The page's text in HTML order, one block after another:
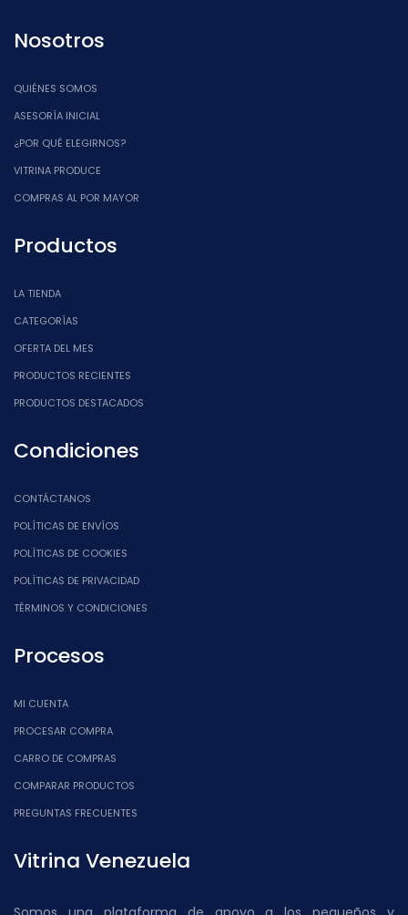
Nosotros
QUIÉNES SOMOS
ASESORÍA INICIAL
¿POR QUÉ ELEGIRNOS?
VITRINA PRODUCE
COMPRAS AL POR MAYOR
Productos
LA TIENDA
CATEGORÍAS
OFERTA DEL MES
PRODUCTOS RECIENTES
PRODUCTOS DESTACADOS
Condiciones
CONTÁCTANOS
POLÍTICAS DE ENVÍOS
POLÍTICAS DE COOKIES
POLÍTICAS DE PRIVACIDAD
TÉRMINOS Y CONDICIONES
Procesos
MI CUENTA
PROCESAR COMPRA
CARRO DE COMPRAS
COMPARAR PRODUCTOS
PREGUNTAS FRECUENTES
Vitrina Venezuela